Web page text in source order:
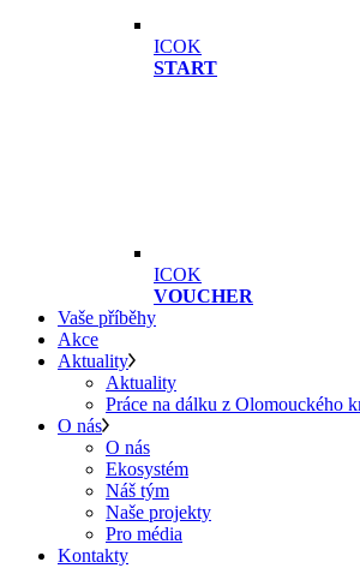
ICOK
START
ICOK
VOUCHER
Vaše příběhy
Akce
Aktuality
Aktuality
Práce na dálku z Olomouckého
O nás
O nás
Ekosystém
Náš tým
Naše projekty
Pro média
Kontakty